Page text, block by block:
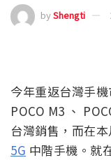
byShengti
今年重返台灣手
POCO M3 、
台灣銷售，而在
5G 中階手機。就